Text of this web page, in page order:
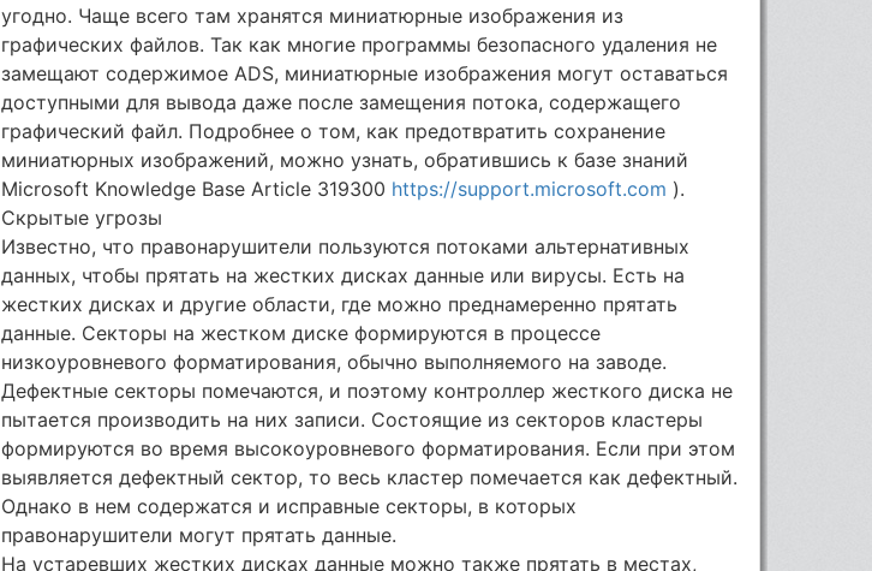
угодно. Чаще всего там хранятся миниатюрные изображения из
графических файлов. Так как многие программы безопасного удаления не
замещают содержимое ADS, миниатюрные изображения могут оставаться
доступными для вывода даже после замещения потока, содержащего
графический файл. Подробнее о том, как предотвратить сохранение
миниатюрных изображений, можно узнать, обратившись к базе знаний
Microsoft Knowledge Base Article 319300 https://support.microsoft.com ).
Скрытые угрозы
Известно, что правонарушители пользуются потоками альтернативных
данных, чтобы прятать на жестких дисках данные или вирусы. Есть на
жестких дисках и другие области, где можно преднамеренно прятать
данные. Секторы на жестком диске формируются в процессе
низкоуровневого форматирования, обычно выполняемого на заводе.
Дефектные секторы помечаются, и поэтому контроллер жесткого диска не
пытается производить на них записи. Состоящие из секторов кластеры
формируются во время высокоуровневого форматирования. Если при этом
выявляется дефектный сектор, то весь кластер помечается как дефектный.
Однако в нем содержатся и исправные секторы, в которых
правонарушители могут прятать данные.
На устаревших жестких дисках данные можно также прятать в местах,